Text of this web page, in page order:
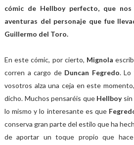
cómic de Hellboy perfecto, que
aventuras del personaje que fue
Guillermo del Toro.
En este cómic, por cierto, Mignola
corren a cargo de Duncan Fegredo. Lo
vosotros alza una ceja en este
dicho. Muchos pensaréis que Hellboysin
lo mismo y lo interesante es que
conserva gran parte del estilo que ha
de aportar un toque propio que